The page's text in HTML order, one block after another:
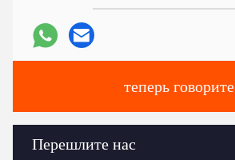
теперь говорите
Перешлите нас